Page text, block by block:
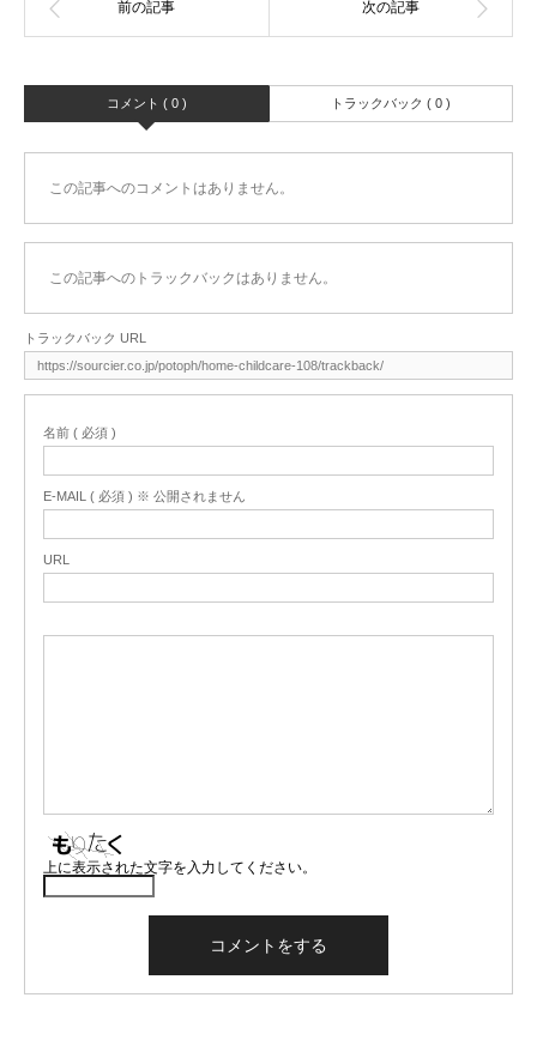
コメント ( 0 ) トラックバック ( 0 )
この記事へのコメントはありません。
この記事へのトラックバックはありません。
トラックバック URL
名前 ( 必須 )
E-MAIL ( 必須 ) ※ 公開されません
URL
上に表示された文字を入力してください。